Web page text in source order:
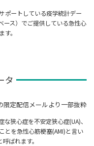
ポートしている疫学統計デー
ース）でご提供している急性心
。
タ
限定配信メールより一部抜粋
狭心症を不安定狭心症(UA)、
とを急性心筋梗塞(AMI)と言い
ばれます。